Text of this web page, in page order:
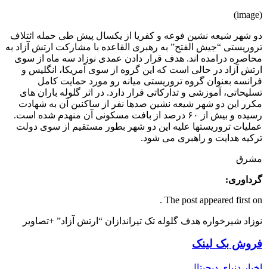
(image)
دو شهر شیعه نشین فوعه و کفریا از یکسال پیش طی حمله ائتلاف
تروریستی “جیش الفتح” به رهبری القاعده با مشارکت ارتش آزاد به
محاصره درامده اند. هدف قرار دادن عمدی نوزاد سه ماه از سوی
ارتش آزاد در حالی است که این گروه از سوی آمریکا، انگلیس و
فرانسه بعنوان گروه تروریستی میانه رو مورد حمایت کامل
تسلیحاتی، آموزشی و تدارکاتی قرار دارد. در اثر گلوله باران های
مکرر این دو شهر شیعه نشین صدها نفر از ساکنین آن به شهادت
رسیده و بیش از ۶۰ درصد از بافت مسکونی آن منهدم شده است.
عملیات تروریستها علیه این دو شهر بطور مستقیم از سوی دولت
ترکیه هدایت و راهبری می شود.
مشرق
گرداوری:
The post appeared first on .
نوزاد شیرخواره هدف گلوله تک تیراندازان “ارتش آزاد” +تصاویر
فروش بک لینک